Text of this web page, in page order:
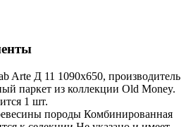
Arte Д 11 1090х650, производитель
паркет из коллекции Old Money.
1 шт.
породы Комбинированная